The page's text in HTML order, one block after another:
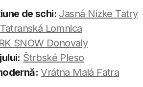
de schi: Jasná Nízke Tatry
Tatranská Lomnica
SNOW Donovaly
Štrbské Pleso
Vrátna Malá Fatra